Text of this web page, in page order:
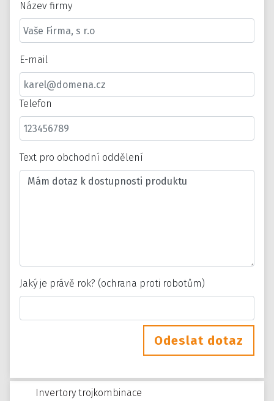
Invertory trojkombinace
Název firmy
E-mail
Telefon
Text pro obchodní oddělení
Jaký je právě rok? (ochrana proti robotům)
Odeslat dotaz